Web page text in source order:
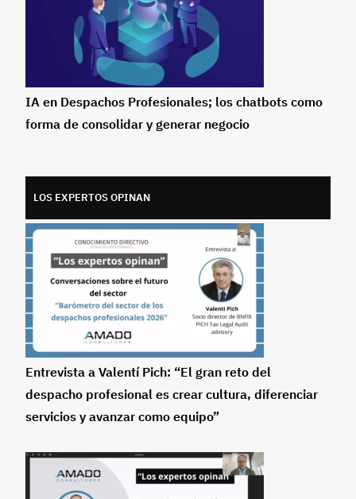
IA en Despachos Profesionales; los chatbots como
forma de consolidar y generar negocio
LOS EXPERTOS OPINAN
Entrevista a Valentí Pich: “El gran reto del
despacho profesional es crear cultura, diferenciar
servicios y avanzar como equipo”